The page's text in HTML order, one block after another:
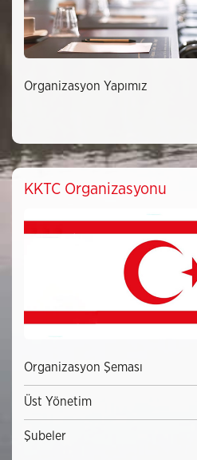
Organizasyon Yapımız
KKTC Organizasyonu
Organizasyon Şeması
Üst Yönetim
Şubeler